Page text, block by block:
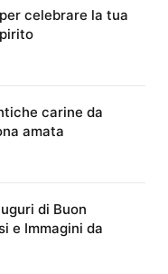
celebrare la tua
carine da
amata
di Buon
e Immagini da